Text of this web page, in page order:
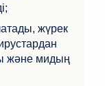
жүрек
және мидың